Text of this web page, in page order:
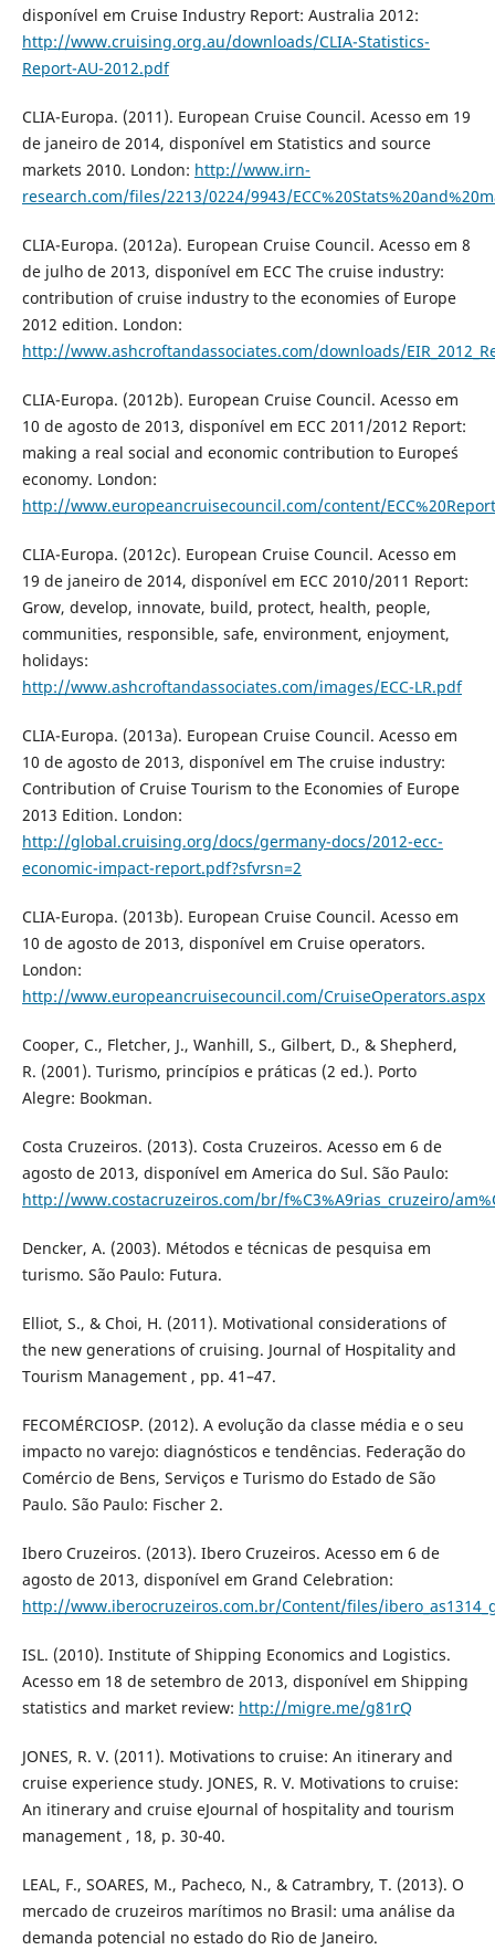
disponível em Cruise Industry Report: Australia 2012:
http://www.cruising.org.au/downloads/CLIA-Statistics-
Report-AU-2012.pdf
CLIA-Europa. (2011). European Cruise Council. Acesso em 19
de janeiro de 2014, disponível em Statistics and source
markets 2010. London: http://www.irn-
research.com/files/2213/0224/9943/
CLIA-Europa. (2012a). European Cruise Council. Acesso em 8
de julho de 2013, disponível em ECC The cruise industry:
contribution of cruise industry to the economies of Europe
2012 edition. London:
http://www.ashcroftandassociates.com/downloads/
CLIA-Europa. (2012b). European Cruise Council. Acesso em
10 de agosto de 2013, disponível em ECC 2011/2012 Report:
making a real social and economic contribution to Europe´s
economy. London:
http://www.europeancruisecouncil.com/content/
CLIA-Europa. (2012c). European Cruise Council. Acesso em
19 de janeiro de 2014, disponível em ECC 2010/2011 Report:
Grow, develop, innovate, build, protect, health, people,
communities, responsible, safe, environment, enjoyment,
holidays:
http://www.ashcroftandassociates.com/images/ECC-LR.pdf
CLIA-Europa. (2013a). European Cruise Council. Acesso em
10 de agosto de 2013, disponível em The cruise industry:
Contribution of Cruise Tourism to the Economies of Europe
2013 Edition. London:
http://global.cruising.org/docs/germany-docs/2012-ecc-
economic-impact-report.pdf?sfvrsn=2
CLIA-Europa. (2013b). European Cruise Council. Acesso em
10 de agosto de 2013, disponível em Cruise operators.
London:
http://www.europeancruisecouncil.com/CruiseOperators.aspx
Cooper, C., Fletcher, J., Wanhill, S., Gilbert, D., & Shepherd,
R. (2001). Turismo, princípios e práticas (2 ed.). Porto
Alegre: Bookman.
Costa Cruzeiros. (2013). Costa Cruzeiros. Acesso em 6 de
agosto de 2013, disponível em America do Sul. São Paulo:
http://www.costacruzeiros.com/br/f%C3%A9rias_cruzeiro/
Dencker, A. (2003). Métodos e técnicas de pesquisa em
turismo. São Paulo: Futura.
Elliot, S., & Choi, H. (2011). Motivational considerations of
the new generations of cruising. Journal of Hospitality and
Tourism Management , pp. 41–47.
FECOMÉRCIOSP. (2012). A evolução da classe média e o seu
impacto no varejo: diagnósticos e tendências. Federação do
Comércio de Bens, Serviços e Turismo do Estado de São
Paulo. São Paulo: Fischer 2.
Ibero Cruzeiros. (2013). Ibero Cruzeiros. Acesso em 6 de
agosto de 2013, disponível em Grand Celebration:
http://www.iberocruzeiros.com.br/Content/files/
ISL. (2010). Institute of Shipping Economics and Logistics.
Acesso em 18 de setembro de 2013, disponível em Shipping
statistics and market review: http://migre.me/g81rQ
JONES, R. V. (2011). Motivations to cruise: An itinerary and
cruise experience study. JONES, R. V. Motivations to cruise:
An itinerary and cruise eJournal of hospitality and tourism
management , 18, p. 30-40.
LEAL, F., SOARES, M., Pacheco, N., & Catrambry, T. (2013). O
mercado de cruzeiros marítimos no Brasil: uma análise da
demanda potencial no estado do Rio de Janeiro.